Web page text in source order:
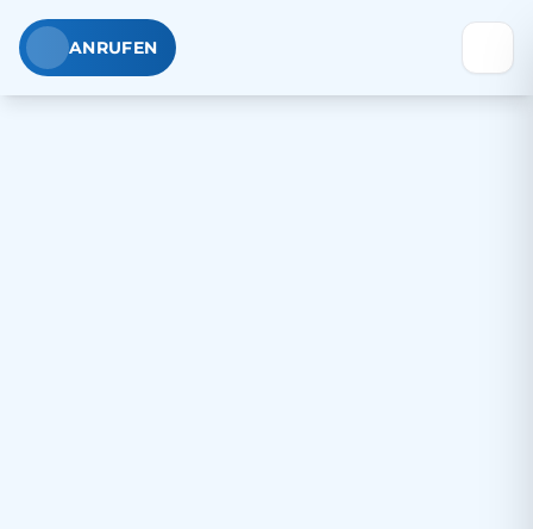
ANRUFEN